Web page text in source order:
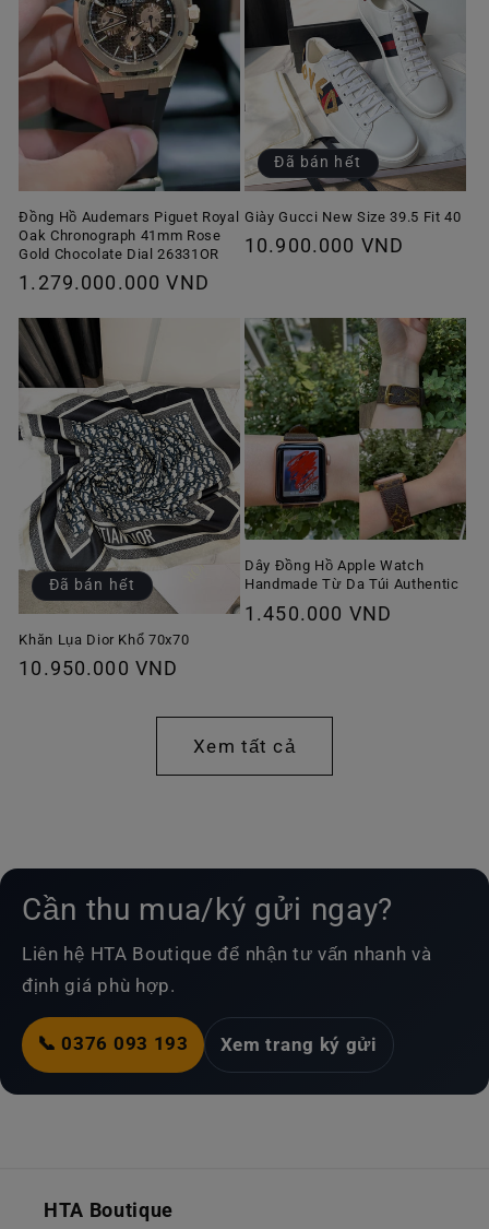
Đồng Hồ Audemars Piguet Royal
Oak Chronograph 41mm Rose
Gold Chocolate Dial 26331OR
Giá
thường
1.279.000.000 VND
Đã bán hết
Giày Gucci New Size 39.5 Fit 40
Giá
10.900.000 VND
Đã bán hết
Khăn Lụa Dior Khổ 70x70
Giá
10.950.000 VND
Dây Đồng Hồ Apple Watch
Handmade Từ Da Túi Authentic
Giá
1.450.000 VND
Xem tất cả
Cần thu mua/ký gửi ngay?
Liên hệ HTA Boutique để nhận tư vấn nhanh và
định giá phù hợp.
📞 0376 093 193 Xem trang ký gửi
HTA Boutique